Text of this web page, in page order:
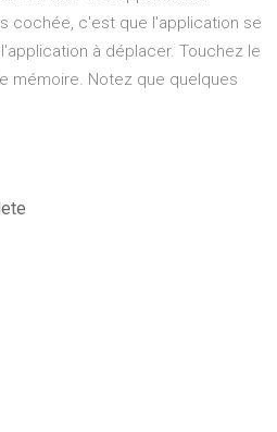
cochée, c'est que l'application se
à déplacer. Touchez le
mémoire. Notez que quelques